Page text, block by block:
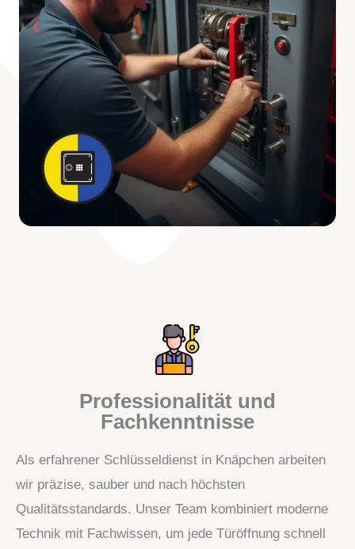
Professionalität und
Fachkenntnisse
Als erfahrener Schlüsseldienst in Knäpchen arbeiten
wir präzise, sauber und nach höchsten
Qualitätsstandards. Unser Team kombiniert moderne
Technik mit Fachwissen, um jede Türöffnung schnell